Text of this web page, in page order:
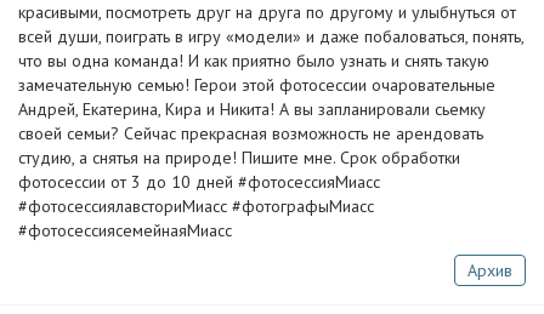
красивыми, посмотреть друг на друга по другому и улыбнуться от
всей души, поиграть в игру «модели» и даже побаловаться, понять,
что вы одна команда! И как приятно было узнать и снять такую
замечательную семью! Герои этой фотосессии очаровательные
Андрей, Екатерина, Кира и Никита! А вы запланировали сьемку
своей семьи? Сейчас прекрасная возможность не арендовать
студию, а снятья на природе! Пишите мне. Срок обработки
фотосессии от 3 до 10 дней #фотосессияМиасс
#фотосессиялавсториМиасс #фотографыМиасс
#фотосессиясемейнаяМиасс
Архив